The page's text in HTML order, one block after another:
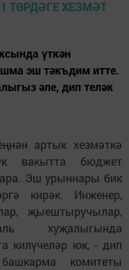
үткән
эш тәкъдим итте.
әле, дип теләк
артык хезмәткә
вакытта бюджет
Эш урыннары бик
кирәк. Инженер,
җыештыручылар,
хуҗалыгында
килүчеләр юк, - дип
комитеты